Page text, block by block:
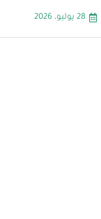
28 يوليو، 2026